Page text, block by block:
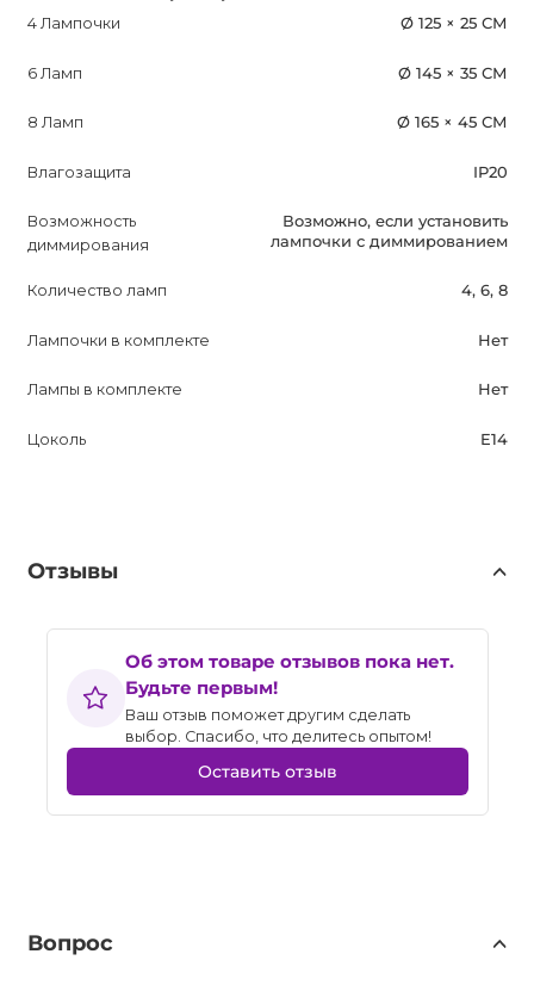
4 Лампочки Ø 125 × 25 СМ
6 Ламп Ø 145 × 35 СМ
8 Ламп Ø 165 × 45 СМ
Влагозащита IP20
Возможность
диммирования
Возможно, если установить
лампочки с диммированием
Количество ламп 4, 6, 8
Лампочки в комплекте Нет
Лампы в комплекте Нет
Цоколь E14
Отзывы
Об этом товаре отзывов пока нет.
Будьте первым!
Ваш отзыв поможет другим сделать
выбор. Спасибо, что делитесь опытом!
Оставить отзыв
Вопрос